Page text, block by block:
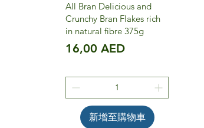
All Bran Delicious and
Crunchy Bran Flakes rich
in natural fibre 375g
價格
16,00 AED
新增至購物車